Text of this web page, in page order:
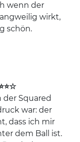
wenn der
wirkt,
schön.
Squared
war: der
dass ich mir
dem Ball ist.